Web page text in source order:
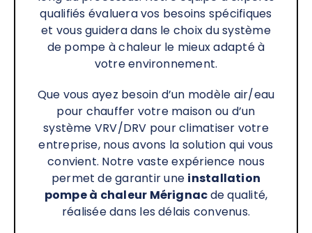
qualifiés évaluera vos besoins spécifiques
et vous guidera dans le choix du système
de pompe à chaleur le mieux adapté à
votre environnement.
Que vous ayez besoin d’un modèle air/eau
pour chauffer votre maison ou d’un
système VRV/DRV pour climatiser votre
entreprise, nous avons la solution qui vous
convient. Notre vaste expérience nous
permet de garantir une installation
pompe à chaleur Mérignacde qualité,
réalisée dans les délais convenus.